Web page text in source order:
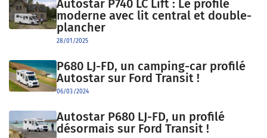
Autostar P740 LC Lift : Le profilé
moderne avec lit central et double-
plancher
28/01/2025
P680 LJ-FD, un camping-car profilé
Autostar sur Ford Transit !
06/03/2024
Autostar P680 LJ-FD, un profilé
désormais sur Ford Transit !